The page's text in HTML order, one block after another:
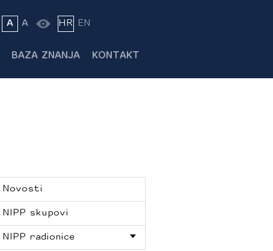
A A HR EN
BAZA ZNANJA KONTAKT
Novosti
NIPP skupovi
NIPP radionice